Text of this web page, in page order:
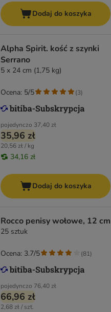
Dodaj do koszyka
Alpha Spirit. kość z szynki
Serrano
5 x 24 cm (1,75 kg)
pojedynczo 37,40 zł
35,96 zł
20,56 zł / kg
34,16 zł
Ocena: 5/5 (3)
Dodaj do koszyka
Rocco penisy wołowe, 12 cm
25 sztuk
pojedynczo 76,40 zł
66,96 zł
2,68 zł / szt.
Ocena: 3.7/5 (81)